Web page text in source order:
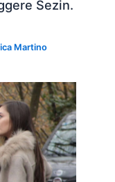
Sezin.
Martino